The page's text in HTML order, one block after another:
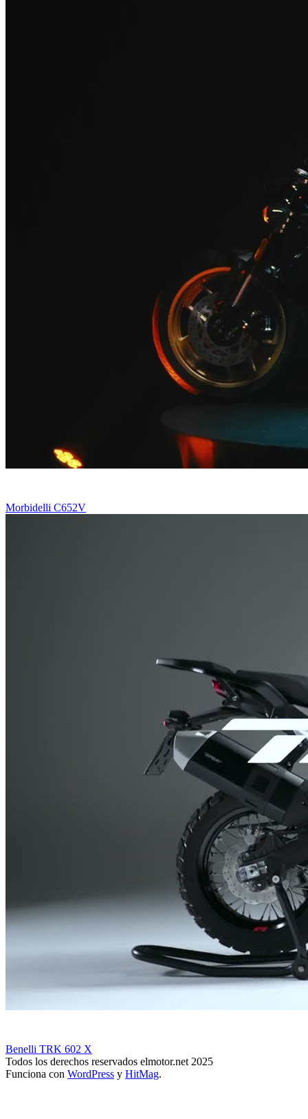
Morbidelli C652V
Benelli TRK 602 X
Todos los derechos reservados elmotor.net 2025
Funciona con WordPress y HitMag.